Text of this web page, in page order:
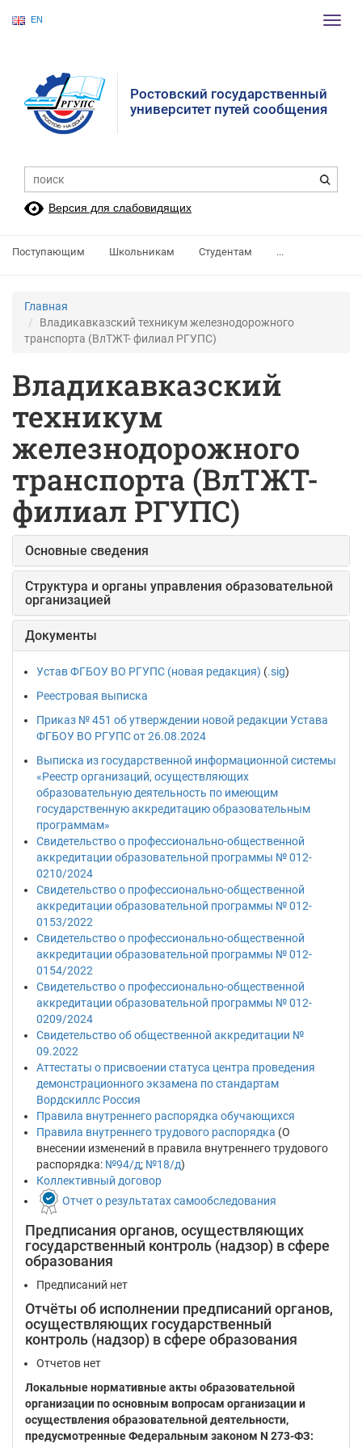
EN
Ростовский государственный
университет путей сообщения
Версия для слабовидящих
Поступающим Школьникам Студентам ...
Главная
Владикавказский техникум железнодорожного
транспорта (ВлТЖТ- филиал РГУПС)
Владикавказский
техникум
железнодорожного
транспорта (ВлТЖТ-
филиал РГУПС)
Основные сведения
Структура и органы управления образовательной
организацией
Документы
Устав ФГБОУ ВО РГУПС (новая редакция) (.sig)
Реестровая выписка
Приказ № 451 об утверждении новой редакции Устава
ФГБОУ ВО РГУПС от 26.08.2024
Выписка из государственной информационной системы
«Реестр организаций, осуществляющих
образовательную деятельность по имеющим
государственную аккредитацию образовательным
программам»
Свидетельство о профессионально-общественной
аккредитации образовательной программы № 012-
0210/2024
Свидетельство о профессионально-общественной
аккредитации образовательной программы № 012-
0153/2022
Свидетельство о профессионально-общественной
аккредитации образовательной программы № 012-
0154/2022
Свидетельство о профессионально-общественной
аккредитации образовательной программы № 012-
0209/2024
Свидетельство об общественной аккредитации №
09.2022
Аттестаты о присвоении статуса центра проведения
демонстрационного экзамена по стандартам
Вордскиллс Россия
Правила внутреннего распорядка обучающихся
Правила внутреннего трудового распорядка (О
внесении изменений в правила внутреннего трудового
распорядка: №94/д; №18/д)
Коллективный договор
Отчет о результатах самообследования
Предписания органов, осуществляющих
государственный контроль (надзор) в сфере
образования
Предписаний нет
Отчёты об исполнении предписаний органов,
осуществляющих государственный
контроль (надзор) в сфере образования
Отчетов нет
Локальные нормативные акты образовательной
организации по основным вопросам организации и
осуществления образовательной деятельности,
предусмотренные Федеральным законом N 273-ФЗ: